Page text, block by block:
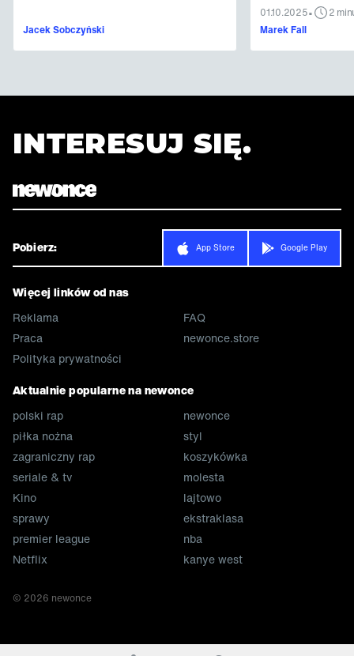
Jacek Sobczyński
01.10.2025•
2
Marek Fall
INTERESUJ SIĘ.
Pobierz: App Store Google Play
Więcej linków od nas
Reklama
Praca
Polityka prywatności
FAQ
newonce.store
Aktualnie popularne na newonce
polski rap
piłka nożna
zagraniczny rap
seriale & tv
Kino
sprawy
premier league
Netflix
newonce
styl
koszykówka
molesta
lajtowo
ekstraklasa
nba
kanye west
© 2026 newonce